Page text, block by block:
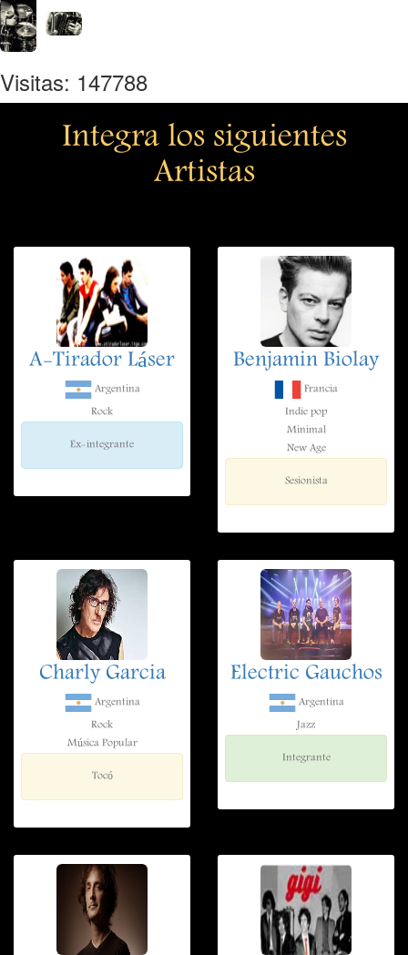
Visitas: 147788
Integra los siguientes
Artistas
A-Tirador Láser
Argentina
Rock
Ex-integrante
Benjamin Biolay
Francia
Indie pop
Minimal
New Age
Sesionista
Charly Garcia
Argentina
Rock
Música Popular
Tocó
Electric Gauchos
Argentina
Jazz
Integrante